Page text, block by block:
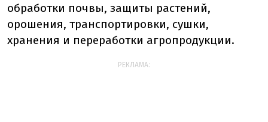
обработки почвы, защиты растений,
орошения, транспортировки, сушки,
хранения и переработки агропродукции.
РЕКЛАМА: